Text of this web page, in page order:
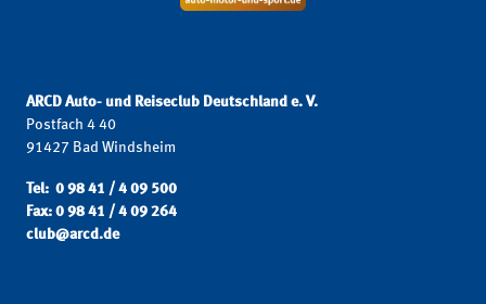
ARCD Auto- und Reiseclub Deutschland e. V.
Postfach 4 40
91427 Bad Windsheim
Tel: 0 98 41 / 4 09 500
Fax: 0 98 41 / 4 09 264
club@arcd.de